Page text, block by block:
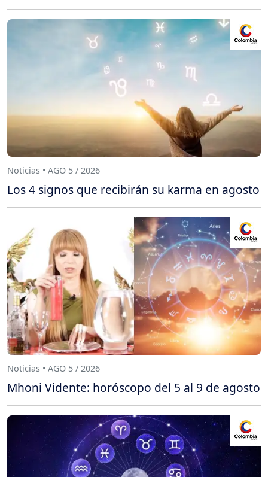
Noticias • AGO 5 / 2026
Los 4 signos que recibirán su karma en agosto
Noticias • AGO 5 / 2026
Mhoni Vidente: horóscopo del 5 al 9 de agosto